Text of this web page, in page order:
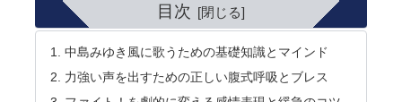
目次
中島みゆき風に歌うための基礎知識とマインド
力強い声を出すための正しい腹式呼吸とブレス